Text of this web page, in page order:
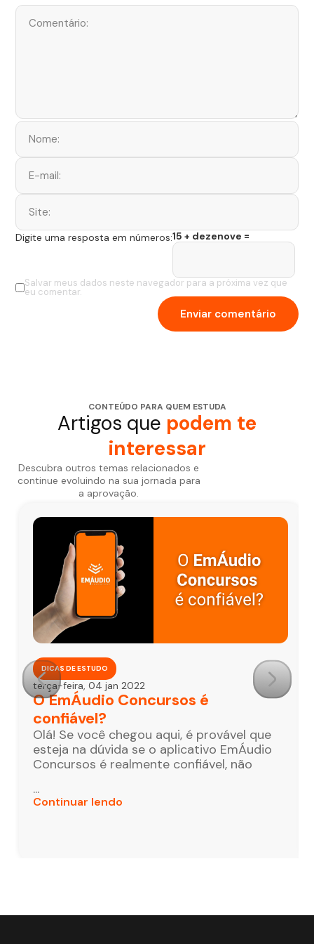
Salvar meus dados neste navegador para a próxima vez que
eu comentar.
Digite uma resposta em números:15 + dezenove =
CONTEÚDO PARA QUEM ESTUDA
Artigos que podem te
interessar
Descubra outros temas relacionados e
continue evoluindo na sua jornada para
a aprovação.
DICAS DE ESTUDO
terça-feira, 04 jan 2022
O EmÁudio Concursos é
confiável?
Olá! Se você chegou aqui, é provável que
esteja na dúvida se o aplicativo EmÁudio
Concursos é realmente confiável, não
...
Continuar lendo